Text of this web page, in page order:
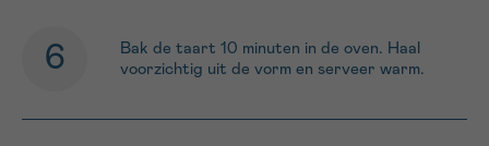
Bak de taart 10 minuten in de oven. Haal
voorzichtig uit de vorm en serveer warm.